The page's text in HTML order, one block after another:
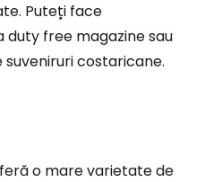
Puteți face
duty free magazine sau
suveniruri costaricane.
o mare varietate de